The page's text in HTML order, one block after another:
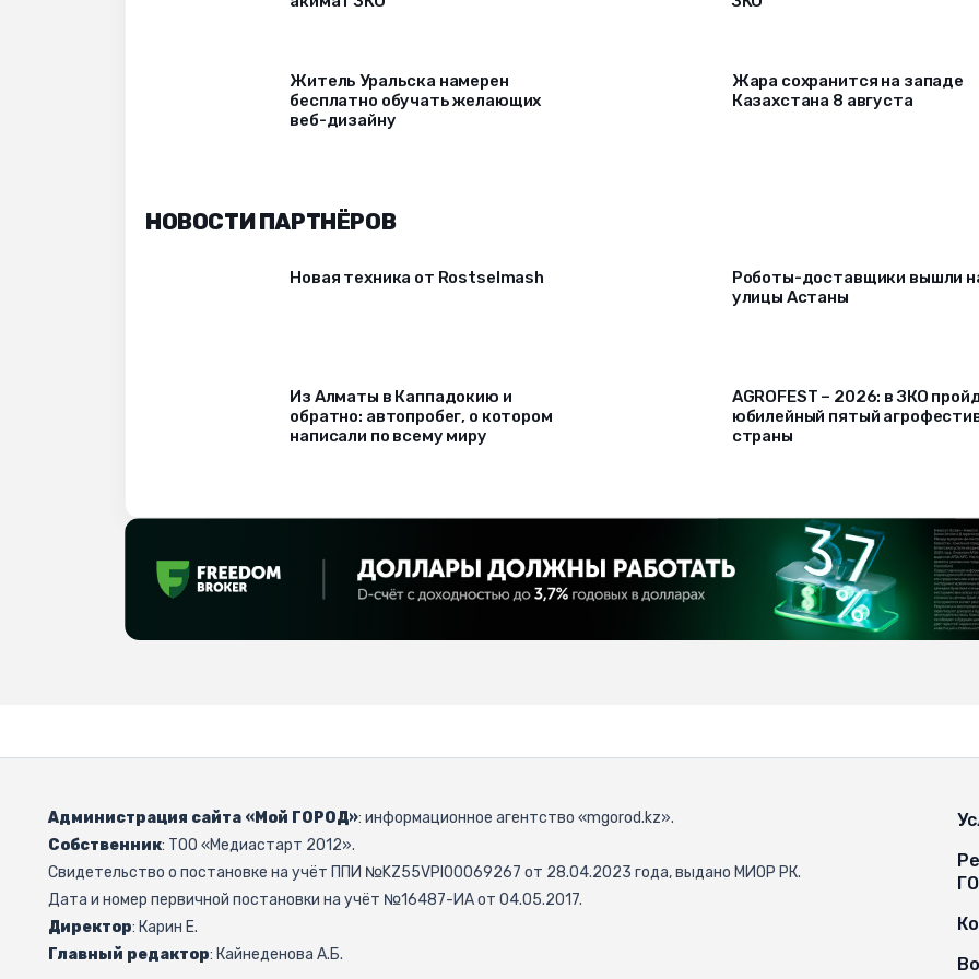
Житель Уральска намерен
бесплатно обучать желающих
веб-дизайну
Жара сохранится на западе
Казахстана 8 августа
НОВОСТИ ПАРТНЁРОВ
Новая техника от Rostselmash
Роботы-доставщики вышли
улицы Астаны
Из Алматы в Каппадокию и
обратно: автопробег, о котором
написали по всему миру
AGROFEST – 2026: в ЗКО
юбилейный пятый
страны
Администрация сайта «Мой ГОРОД»: информационное агентство «mgorod.kz».
Собственник: ТОО «Медиастарт 2012».
Свидетельство о постановке на учёт ППИ №KZ55VPI00069267 от 28.04.2023 года, выдано МИОР РК.
Дата и номер первичной постановки на учёт №16487-ИА от 04.05.2017.
Директор: Карин Е.
Главный редактор: Кайнеденова А.Б.